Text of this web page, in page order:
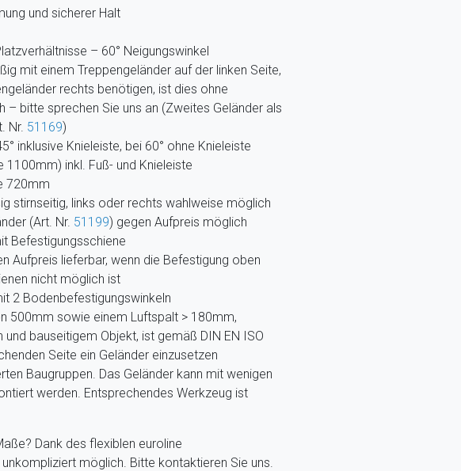
und sicherer Halt
– 60° Neigungswinkel
mit einem Treppengeländer auf der linken Seite,
rechts benötigen, ist dies ohne
– bitte sprechen Sie uns an (Zweites Geländer als
Nr. 51169)
inklusive Knieleiste, bei 60° ohne Knieleiste
1100mm) inkl. Fuß- und Knieleiste
720mm
stirnseitig, links oder rechts wahlweise möglich
(Art. Nr. 51199) gegen Aufpreis möglich
Befestigungsschiene
Aufpreis lieferbar, wenn die Befestigung oben
nicht möglich ist
2 Bodenbefestigungswinkeln
500mm sowie einem Luftspalt > 180mm,
bauseitigem Objekt, ist gemäß DIN EN ISO
Seite ein Geländer einzusetzen
Baugruppen. Das Geländer kann mit wenigen
werden. Entsprechendes Werkzeug ist
Dank des flexiblen euroline
möglich. Bitte kontaktieren Sie uns.